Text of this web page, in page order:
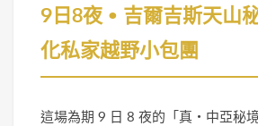
9日8夜 • 吉爾吉斯天山
化私家越野小包團
這場為期 9 日 8 夜的「真・中亞秘